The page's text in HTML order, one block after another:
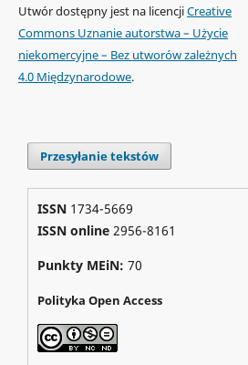
Utwór dostępny jest na licencjiCreative
Commons Uznanie autorstwa – Użycie
niekomercyjne – Bez utworów zależnych
4.0 Międzynarodowe.
Przesyłanie tekstów
ISSN 1734-5669
ISSN online2956-8161
Punkty MEiN: 70
Polityka Open Access